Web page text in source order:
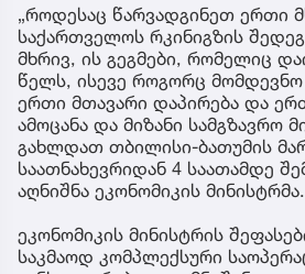
„როდესაც წარვადგინეთ ერთი
საქართველოს რკინიგზის
მხრივ, ის გეგმები, რომელიც
წელს, ისევე როგორც
ერთი მთავარი დაპირება და
ამოცანა და მიზანი სამგზავრო
გახლდათ თბილისი-ბათუმის
საათნახევრიდან 4 საათამდე
აღნიშნა ეკონომიკის მინისტრმა.
ეკონომიკის მინისტრის
საკმაოდ კომპლექსური